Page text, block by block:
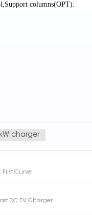
columns(OPT).
charger
Curve
DC EV Charger